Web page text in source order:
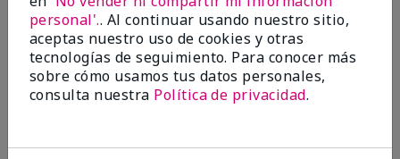
personal'.. Al continuar usando nuestro sitio,
aceptas nuestro uso de cookies y otras
tecnologías de seguimiento. Para conocer más
sobre cómo usamos tus datos personales,
consulta nuestra Política de privacidad.